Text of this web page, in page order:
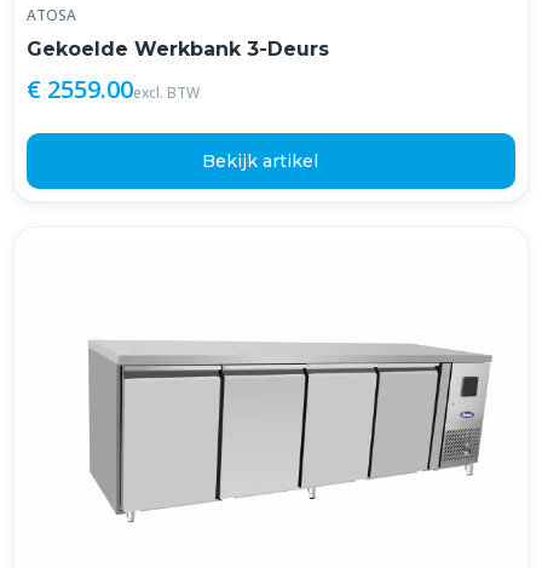
ATOSA
Gekoelde Werkbank 3-Deurs
€ 2559.00excl. BTW
Bekijk artikel